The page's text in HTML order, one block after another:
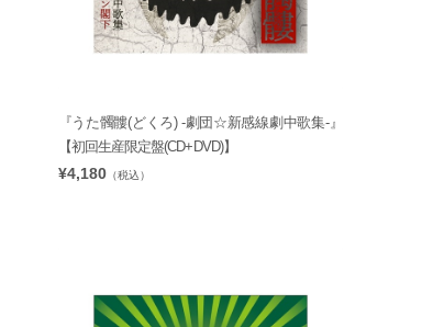
『うた髑髏(どくろ) -劇団☆新感線劇中歌集-』
【初回生産限定盤(CD+DVD)】
¥4,180（税込）